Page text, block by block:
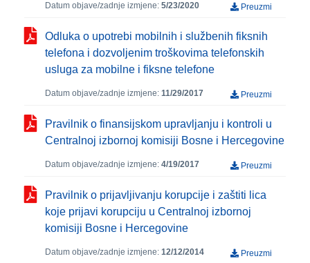
Datum objave/zadnje izmjene: 5/23/2020 Preuzmi
Odluka o upotrebi mobilnih i službenih fiksnih
telefona i dozvoljenim troškovima telefonskih
usluga za mobilne i fiksne telefone
Datum objave/zadnje izmjene: 11/29/2017 Preuzmi
Pravilnik o finansijskom upravljanju i kontroli u
Centralnoj izbornoj komisiji Bosne i Hercegovine
Datum objave/zadnje izmjene: 4/19/2017 Preuzmi
Pravilnik o prijavljivanju korupcije i zaštiti lica
koje prijavi korupciju u Centralnoj izbornoj
komisiji Bosne i Hercegovine
Datum objave/zadnje izmjene: 12/12/2014 Preuzmi